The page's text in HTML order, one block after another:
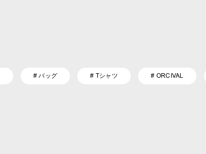
# バッグ # Tシャツ # ORCIVAL